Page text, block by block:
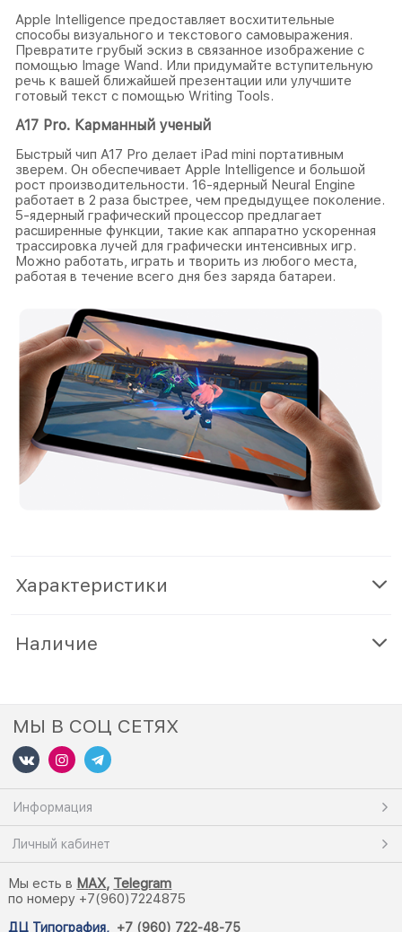
Apple Intelligence предоставляет восхитительные
способы визуального и текстового самовыражения.
Превратите грубый эскиз в связанное изображение с
помощью Image Wand. Или придумайте вступительную
речь к вашей ближайшей презентации или улучшите
готовый текст с помощью Writing Tools.
A17 Pro. Карманный ученый
Быстрый чип A17 Pro делает iPad mini портативным
зверем. Он обеспечивает Apple Intelligence и большой
рост производительности. 16-ядерный Neural Engine
работает в 2 раза быстрее, чем предыдущее поколение.
5-ядерный графический процессор предлагает
расширенные функции, такие как аппаратно ускоренная
трассировка лучей для графически интенсивных игр.
Можно работать, играть и творить из любого места,
работая в течение всего дня без заряда батареи.
Характеристики
Наличие
МЫ В СОЦ СЕТЯХ
Информация
Личный кабинет
Мы есть в MAX, Telegram
по номеру +7(960)7224875
ДЦ Типография, +7 (960) 722-48-75